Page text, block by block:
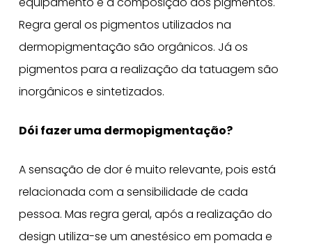
Regra geral os pigmentos utilizados na
dermopigmentação são orgânicos. Já os
pigmentos para a realização da tatuagem são
inorgânicos e sintetizados.
Dói fazer uma dermopigmentação?
A sensação de dor é muito relevante, pois está
relacionada com a sensibilidade de cada
pessoa. Mas regra geral, após a realização do
design utiliza-se um anestésico em pomada e